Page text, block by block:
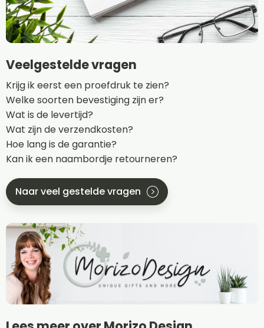
Veelgestelde vragen
Krijg ik eerst een proefdruk te zien?
Welke soorten bevestiging zijn er?
Wat is de levertijd?
Wat zijn de verzendkosten?
Hoe lang is de garantie?
Kan ik een naambordje retourneren?
Naar veel gestelde vragen